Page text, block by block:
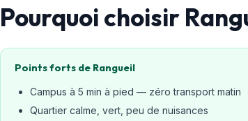
Pourquoi choisir
Points forts de Rangueil
Campus à 5 min à pied — zéro transport matin
Quartier calme, vert, peu de nuisances